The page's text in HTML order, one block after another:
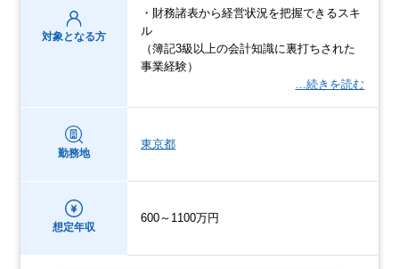
対象となる方
・財務諸表から経営状況を把握できるスキ
ル
（簿記3級以上の会計知識に裏打ちされた
事業経験）
…続きを読む
勤務地
東京都
想定年収
600～1100万円